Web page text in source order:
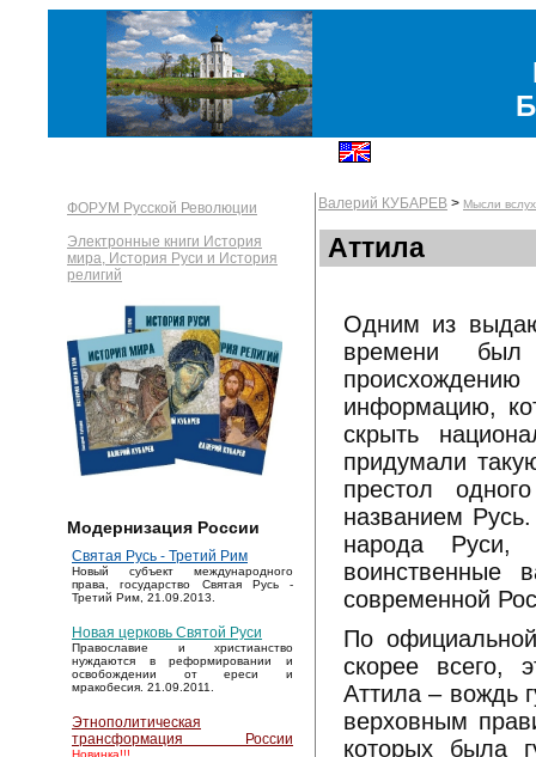
ФОРУМ Русской Революции
Электронные книги История
мира, История Руси и История
религий
Модернизация России
Святая Русь - Третий Рим
Новый субъект международного
права, государство Святая Русь -
Третий Рим, 21.09.2013.
Новая церковь Святой Руси
Православие и христианство
нуждаются в реформировании и
освобождении от ереси и
мракобесия. 21.09.2011.
Этнополитическая
трансформация России
Новинка!!!
Валерий КУБАРЕВ > Мысли
Аттила
Одним из
времени
информацию,
скрыть
придумали
престол
названием
народа Руси,
воинственные
современной
По
скорее всего,
Аттила – вождь
верховным
которых была